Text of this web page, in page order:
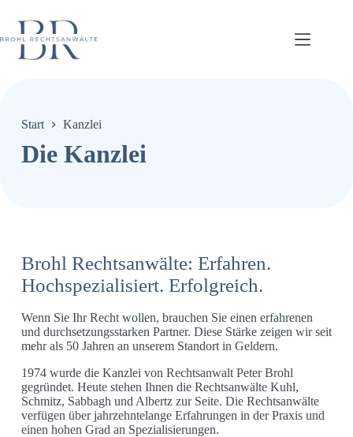
Inhalt
springen
Start Kanzlei
Die Kanzlei
Brohl Rechtsanwälte: Erfahren.
Hochspezialisiert. Erfolgreich.
Wenn Sie Ihr Recht wollen, brauchen Sie einen erfahrenen
und durchsetzungsstarken Partner. Diese Stärke zeigen wir seit
mehr als 50 Jahren an unserem Standort in Geldern.
1974 wurde die Kanzlei von Rechtsanwalt Peter Brohl
gegründet. Heute stehen Ihnen die Rechtsanwälte Kuhl,
Schmitz, Sabbagh und Albertz zur Seite. Die Rechtsanwälte
verfügen über jahrzehntelange Erfahrungen in der Praxis und
einen hohen Grad an Spezialisierungen.